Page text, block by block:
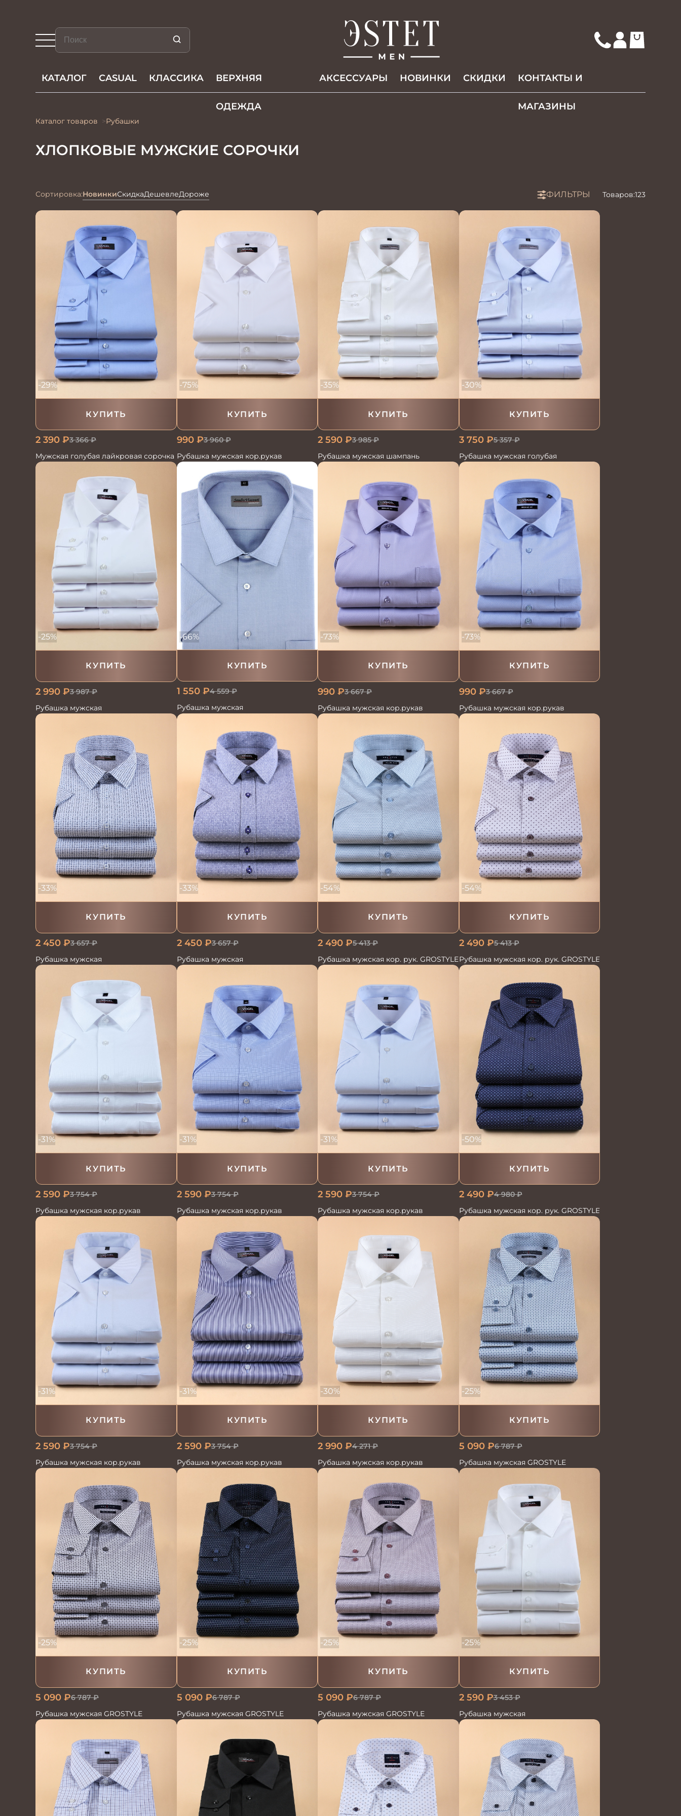
КАТАЛОГ CASUAL КЛАССИКА ВЕРХНЯЯ
ОДЕЖДА
АКCЕССУАРЫ НОВИНКИ СКИДКИ КОНТАКТЫ И
МАГАЗИНЫ
Каталог товаров Рубашки
ХЛОПКОВЫЕ МУЖСКИЕ СОРОЧКИ
Сортировка:НовинкиСкидкаДешевлеДороже ФИЛЬТРЫ Товаров:123
КУПИТЬ
-29%
2 390 ₽3 366₽
Мужская голубая лайкровая сорочка
КУПИТЬ
-75%
990₽3 960₽
Рубашка мужская кор.рукав
КУПИТЬ
-35%
2 590 ₽3 985₽
Рубашка мужская шампань
КУПИТЬ
-30%
3 750₽5 357₽
Рубашка мужская голубая
КУПИТЬ
-25%
2 990 ₽3 987₽
Рубашка мужская
КУПИТЬ
-66%
1 550₽4 559₽
Рубашка мужская
КУПИТЬ
-73%
990 ₽3 667₽
Рубашка мужская кор.рукав
КУПИТЬ
-73%
990₽3 667₽
Рубашка мужская кор.рукав
КУПИТЬ
-33%
2 450 ₽3 657₽
Рубашка мужская
КУПИТЬ
-33%
2 450₽3 657₽
Рубашка мужская
КУПИТЬ
-54%
2 490 ₽5 413₽
Рубашка мужская кор. рук. GROSTYLE
КУПИТЬ
-54%
2 490₽5 413₽
Рубашка мужская кор. рук. GROSTYLE
КУПИТЬ
-31%
2 590 ₽3 754₽
Рубашка мужская кор.рукав
КУПИТЬ
-31%
2 590₽3 754₽
Рубашка мужская кор.рукав
КУПИТЬ
-31%
2 590 ₽3 754₽
Рубашка мужская кор.рукав
КУПИТЬ
-50%
2 490₽4 980₽
Рубашка мужская кор. рук. GROSTYLE
КУПИТЬ
-31%
2 590 ₽3 754₽
Рубашка мужская кор.рукав
КУПИТЬ
-31%
2 590₽3 754₽
Рубашка мужская кор.рукав
КУПИТЬ
-30%
2 990 ₽4 271₽
Рубашка мужская кор.рукав
КУПИТЬ
-25%
5 090₽6 787₽
Рубашка мужская GROSTYLE
КУПИТЬ
-25%
5 090 ₽6 787₽
Рубашка мужская GROSTYLE
КУПИТЬ
-25%
5 090₽6 787₽
Рубашка мужская GROSTYLE
КУПИТЬ
-25%
5 090 ₽6 787₽
Рубашка мужская GROSTYLE
КУПИТЬ
-25%
2 590₽3 453₽
Рубашка мужская